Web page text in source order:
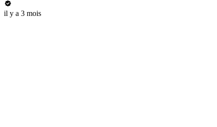
il y a 3 mois